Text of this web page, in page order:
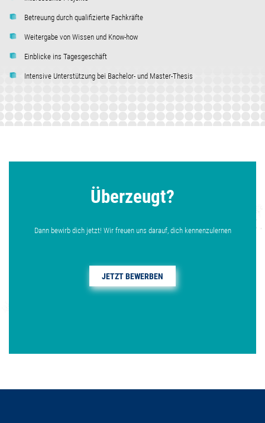
Betreuung durch qualifizierte Fachkräfte
Weitergabe von Wissen und Know-how
Einblicke ins Tagesgeschäft
Intensive Unterstützung bei Bachelor- und Master-Thesis
Überzeugt?
Dann bewirb dich jetzt! Wir freuen uns darauf, dich kennenzulernen
JETZT BEWERBEN